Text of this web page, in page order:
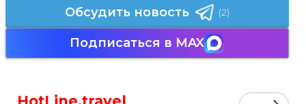
Обсудить новость (2)
Подписаться в MAX